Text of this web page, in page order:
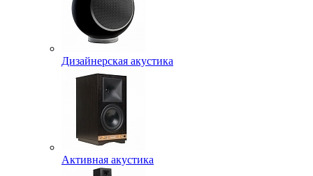
Дизайнерская акустика
Активная акустика